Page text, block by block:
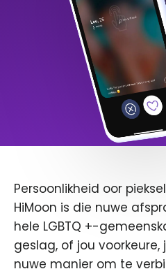
Persoonlikheid oor
HiMoon is die nuwe
hele LGBTQ +-
geslag, of jou voorkeure,
nuwe manier om te